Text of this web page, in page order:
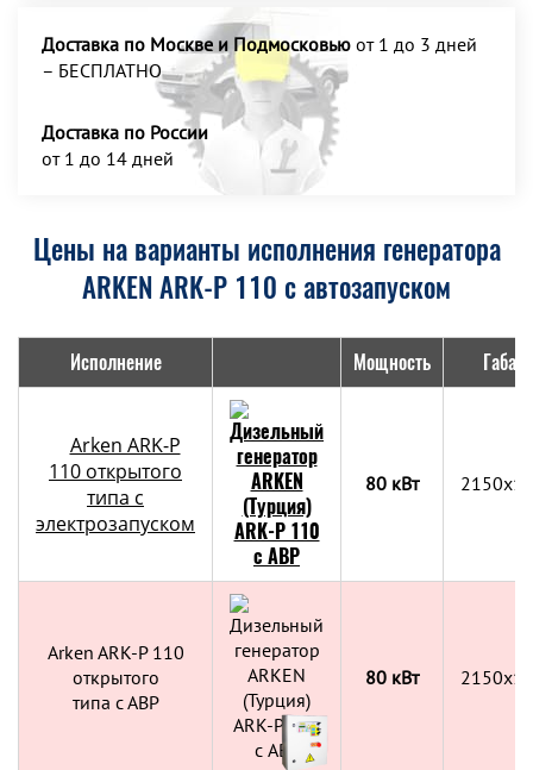
Доставка по Москве и Подмосковью от 1 до 3 дней
– БЕСПЛАТНО
Доставка по России
от 1 до 14 дней
Цены на варианты исполнения генератора
ARKEN ARK-P 110 с автозапуском
Исполнение Мощность
Arken ARK-P
110 открытого
типа с
электрозапуском
80 кВт
Arken ARK-P 110
открытого
типа с АВР
80 кВт